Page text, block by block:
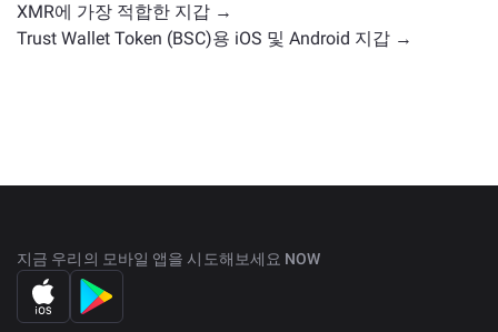
XMR에 가장 적합한 지갑 →
Trust Wallet Token (BSC)용 iOS 및 Android 지갑 →
지금 우리의 모바일 앱을 시도해보세요 NOW